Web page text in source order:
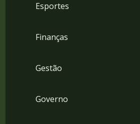
Esportes
Finanças
Gestão
Governo